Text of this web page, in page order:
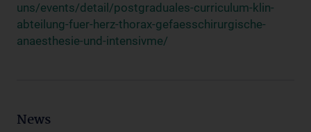
uns/events/detail/postgraduales-curriculum-klin-
abteilung-fuer-herz-thorax-gefaesschirurgische-
anaesthesie-und-intensivme/
News